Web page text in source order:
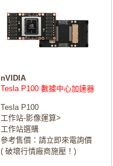
nVIDIA
Tesla P100 數據中心加速器
Tesla P100
工作站-影像運算>
工作站選購
參考售價：請立即來電詢價
( 破壞行情廠商施壓！)